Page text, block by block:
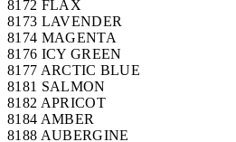
8172 FLAX
8173 LAVENDER
8174 MAGENTA
8176 ICY GREEN
8177 ARCTIC BLUE
8181 SALMON
8182 APRICOT
8184 AMBER
8188 AUBERGINE